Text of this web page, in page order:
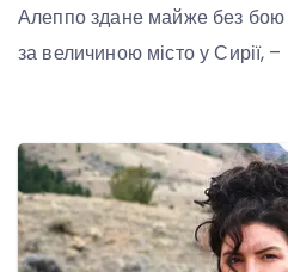
Алеппо здане майже без
за величиною місто у Сирії, –